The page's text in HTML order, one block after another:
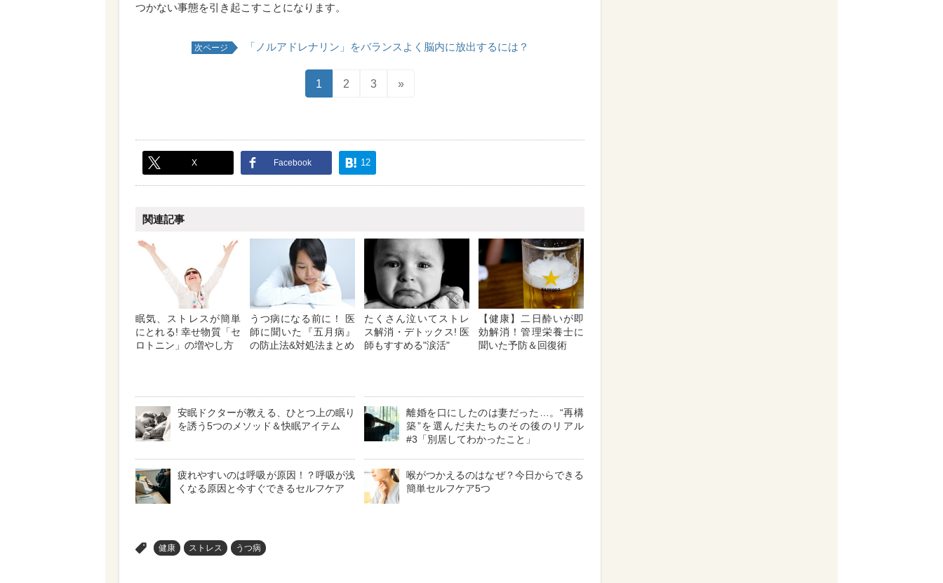
つかない事態を引き起こすことになります。
次ページ 「ノルアドレナリン」をバランスよく脳内に放出するには？
1 2 3 »
X Facebook 12
関連記事
眠気、ストレスが簡単
にとれる! 幸せ物質「セ
ロトニン」の増やし方
うつ病になる前に！ 医
師に聞いた『五月病』
の防止法&対処法まとめ
たくさん泣いてストレ
ス解消・デトックス! 医
師もすすめる"涙活"
【健康】二日酔いが即
効解消！管理栄養士に
聞いた予防＆回復術
安眠ドクターが教える、ひとつ上の眠り
を誘う5つのメソッド＆快眠アイテム
離婚を口にしたのは妻だった…。“再構
築”を選んだ夫たちのその後のリアル
#3「別居してわかったこと」
疲れやすいのは呼吸が原因！？呼吸が浅
くなる原因と今すぐできるセルフケア
喉がつかえるのはなぜ？今日からできる
簡単セルフケア5つ
健康 ストレス うつ病